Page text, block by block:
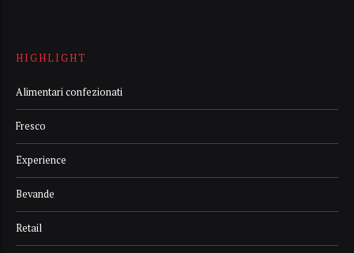
HIGHLIGHT
Alimentari confezionati
Fresco
Experience
Bevande
Retail